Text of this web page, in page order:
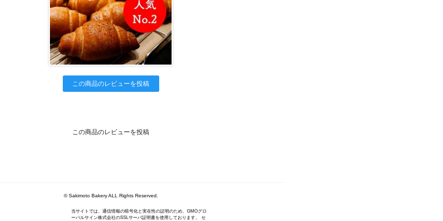
この商品のレビューを投稿
この商品のレビューを投稿
© Sakimoto Bakery ALL Rights Reserved.
当サイトでは、通信情報の暗号化と実在性の証明のため、GMOグロ
ーバルサイン株式会社のSSLサーバ証明書を使用しております。 セ